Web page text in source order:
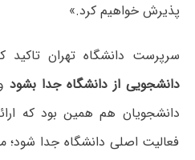
پذیرش خواهیم کرد.»
سرپرست دانشگاه تهران تاکید
دانشجویی از دانشگاه جدا بشود
دانشجویان هم همین بود که
فعالیت اصلی دانشگاه جدا شود؛